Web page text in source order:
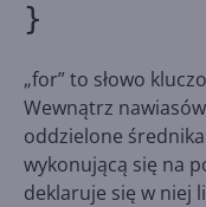
}
„for” to słowo
Wewnątrz
oddzielone
wykonującą się na
deklaruje się w niej